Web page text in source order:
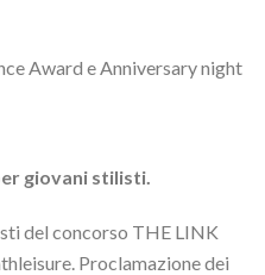
Award e Anniversary night
giovani stilisti.
del concorso THE LINK
Proclamazione dei